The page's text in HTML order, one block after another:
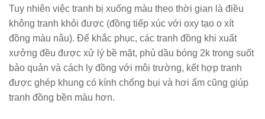
Tuy nhiên việc tranh bị xuống màu theo thời gian là điều
không tranh khỏi được (đồng tiếp xúc với oxy tạo o xít
đồng màu nâu). Để khắc phục, các tranh đồng khi xuất
xưởng đều được xử lý bề mặt, phủ dầu bóng 2k trong suốt
bảo quản và cách ly đồng với môi trường, kết hợp tranh
được ghép khung có kính chống bụi và hơi ẩm cũng giúp
tranh đồng bền màu hơn.